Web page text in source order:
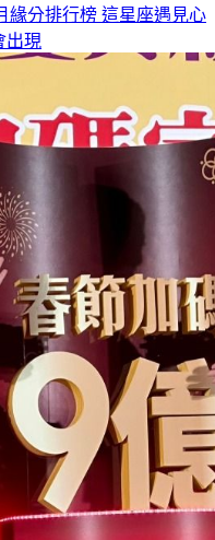
緣分排行榜 這星座遇見心
出現